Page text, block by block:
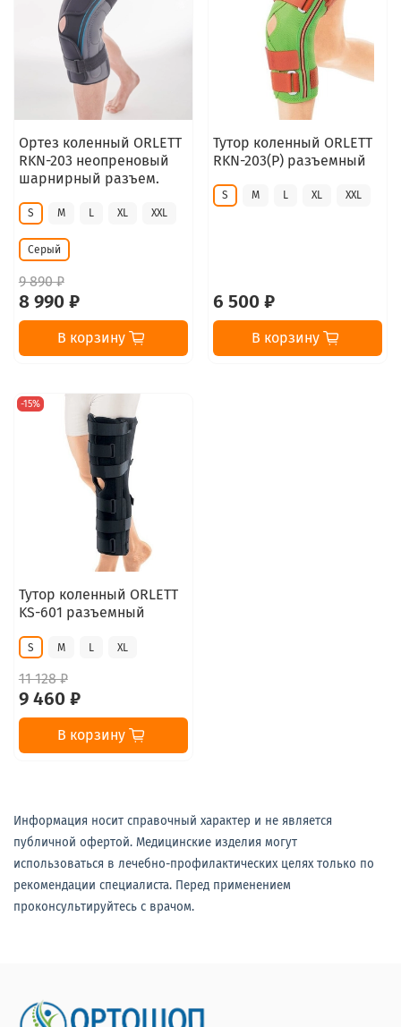
Ортез коленный ORLETT
RKN-203 неопреновый
шарнирный разъем.
S M L XL XXL
Серый
9 890 ₽
8 990 ₽
В корзину
Тутор коленный ORLETT
RKN-203(P) разъемный
S M L XL XXL
6 500 ₽
В корзину
-15%
Тутор коленный ORLETT
KS-601 разъемный
S M L XL
11 128 ₽
9 460 ₽
В корзину
Информация носит справочный характер и не является
публичной офертой. Медицинские изделия могут
использоваться в лечебно-профилактических целях только по
рекомендации специалиста. Перед применением
проконсультируйтесь с врачом.